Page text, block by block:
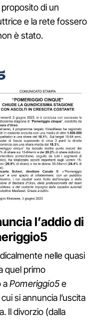
di un
e la rete fossero
è stato.
l’addio di
nelle quasi
quel primo
aPomeriggio5e
si annuncia l’uscita
Il divorzio (dalla